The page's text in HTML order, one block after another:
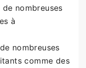
nombreuses
à
nombreuses
comme des